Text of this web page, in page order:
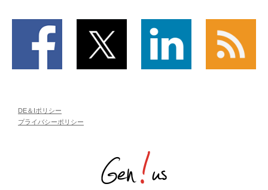
DE＆Iポリシー
プライバシーポリシー